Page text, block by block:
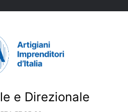
e Direzionale